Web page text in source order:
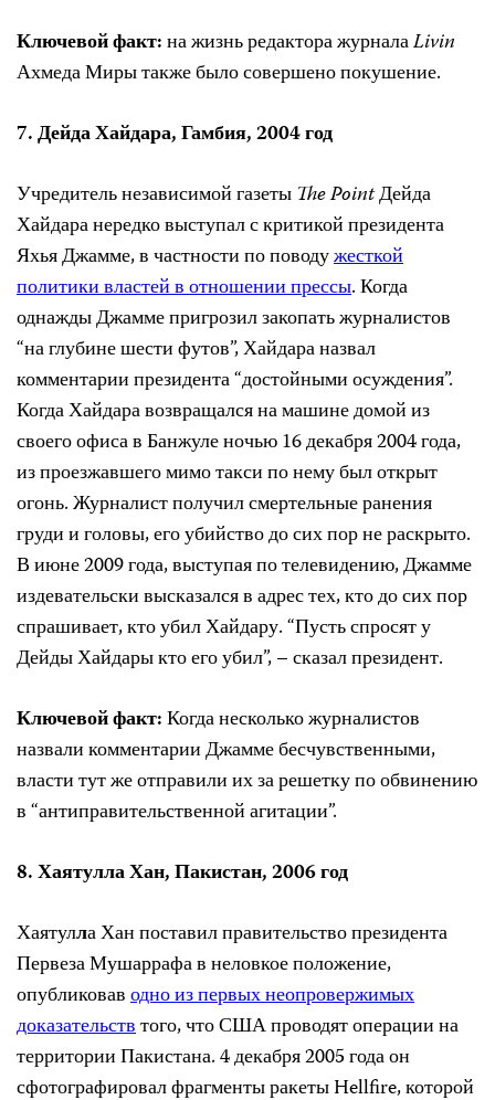
Ключевой факт:нажизнь редактора журналаLivin
Ахмеда Миры также было совершено покушение.
7.Дейда Хайдара, Гамбия, 2004год
Учредитель независимой газеты The PointДейда
Хайдаранередко выступал с критикой президента
Яхья Джамме, в частности по поводужесткой
политики властей в отношении прессы. Когда
однаждыДжаммепригрозил закопать журналистов
“на глубине шести футов”,Хайдараназвал
комментарии президента “достойными осуждения”.
КогдаХайдаравозвращался на машине домой из
своего офиса в Банжуле ночью 16 декабря 2004 года,
из проезжавшего мимо такси по нему был открыт
огонь. Журналист получил смертельные ранения
груди и головы, его убийство до сих пор не раскрыто.
В июне 2009 года, выступая по телевидению, Джамме
издевательски высказался в адрес тех, кто до сих пор
спрашивает, кто убилХайдару. “Пусть спросяту
ДейдыХайдары кто его убил”, – сказал президент.
Ключевой факт:Когда несколько журналистов
назвали комментарии Джамме бесчувственными,
власти тут же отправили их за решетку по обвинению
в “антиправительственной агитации”.
8.Хаятулла Хан, Пакистан, 2006год
Хаятулла Ханпоставил правительство президента
Первеза Мушаррафа в неловкое положение,
опубликоваводно из первых неопровержимых
доказательствтого, что США проводят операции на
территории Пакистана. 4 декабря 2005 года он
сфотографировал фрагменты ракеты Hellfire, которой